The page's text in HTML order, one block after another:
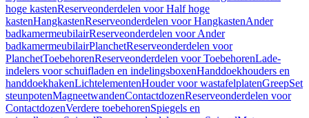
hoge kastenReserveonderdelen voor Half hoge
kastenHangkastenReserveonderdelen voor HangkastenAnder
badkamermeubilairReserveonderdelen voor Ander
badkamermeubilairPlanchetReserveonderdelen voor
PlanchetToebehorenReserveonderdelen voor ToebehorenLade-
indelers voor schuifladen en indelingsboxenHanddoekhouders en
handdoekhakenLichtelementenHouder voor wastafelplatenGreepSet
steunpotenMagneetwandenContactdozenReserveonderdelen voor
ContactdozenVerdere toebehorenSpiegels en